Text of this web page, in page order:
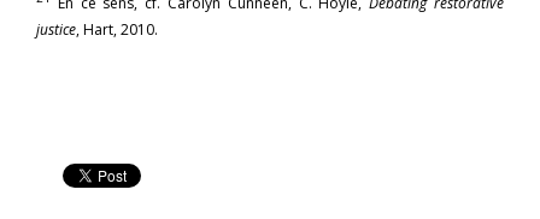
justice, Hart, 2010.